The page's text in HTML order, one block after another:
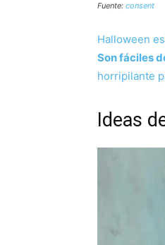
Fuente: consent
Halloween
Son fáciles
horripilante
Ideas